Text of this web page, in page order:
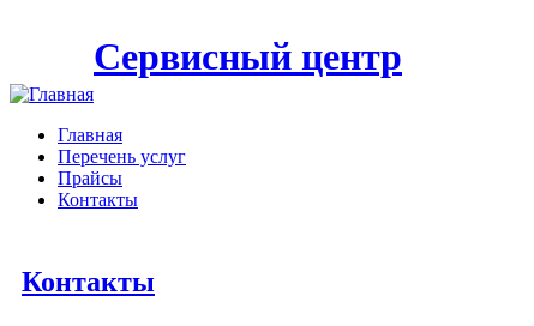
Сервисный центр
Главная
Перечень услуг
Прайсы
Контакты
Контакты